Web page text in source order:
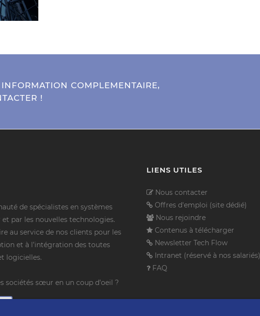
COMPLEMENTAIRE,
!
de spécialistes en systèmes
par les nouvelles technologies.
au service de nos clients pour les
et à l’intégration des toutes
logicielles.
sociétés sœur en un coup d’oeil ?
LIENS UTILES
Nous contacter
Offres d'emploi (site dédié)
Nous rejoindre
Contenus à télécharger
Newsletter Tech Flow
Intranet (réservé à nos salariés)
FAQ